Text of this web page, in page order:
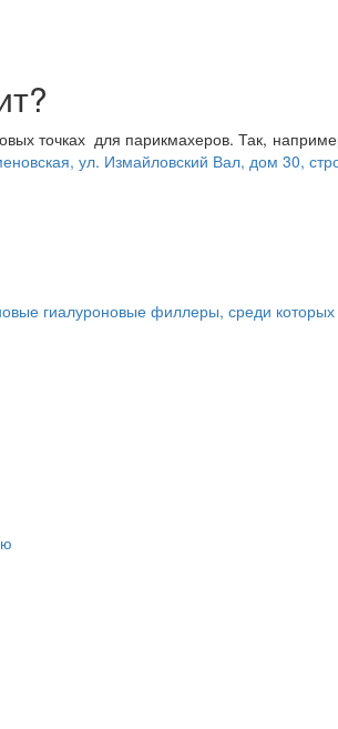
точках для парикмахеров. Так,
ул. Измайловский Вал, дом 30,
гиалуроновые филлеры, среди